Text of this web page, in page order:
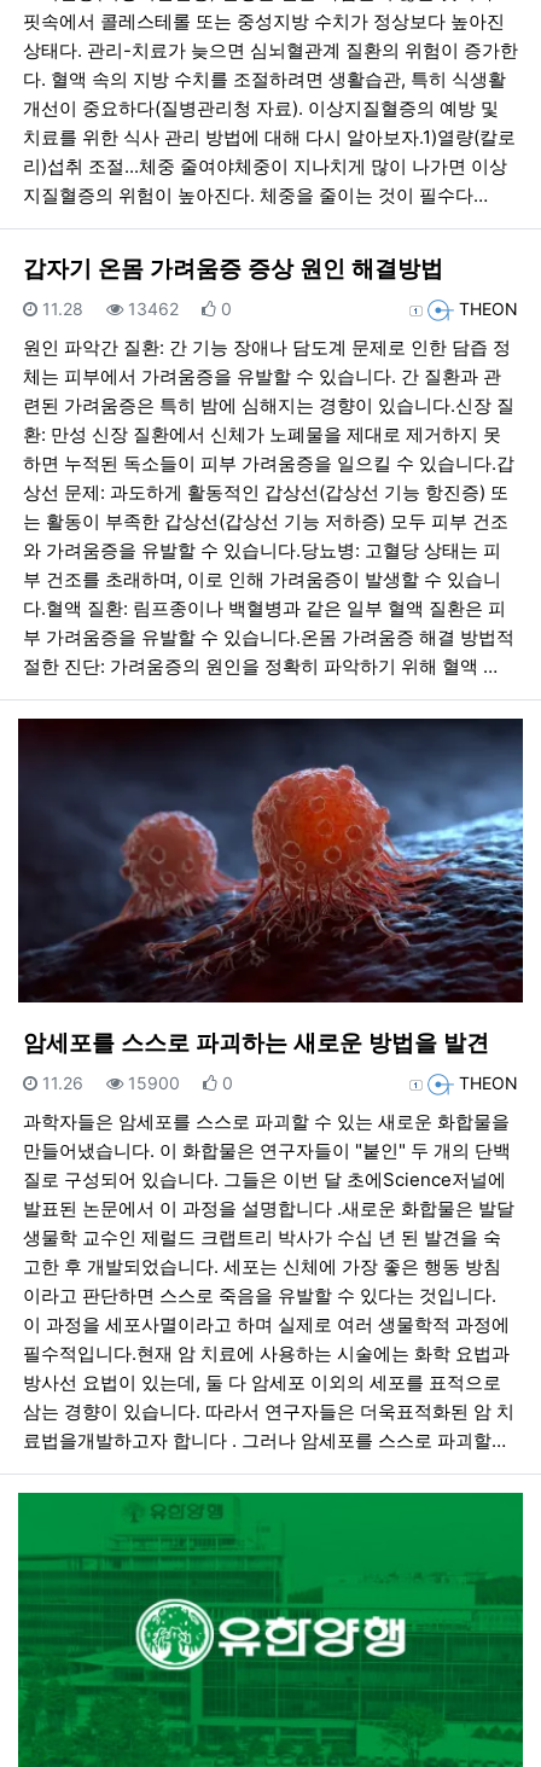
핏속에서 콜레스테롤 또는 중성지방 수치가 정상보다 높아진
상태다. 관리-치료가 늦으면 심뇌혈관계 질환의 위험이 증가한
다. 혈액 속의 지방 수치를 조절하려면 생활습관, 특히 식생활
개선이 중요하다(질병관리청 자료). 이상지질혈증의 예방 및
치료를 위한 식사 관리 방법에 대해 다시 알아보자.1)열량(칼로
리)섭취 조절...체중 줄여야체중이 지나치게 많이 나가면 이상
지질혈증의 위험이 높아진다. 체중을 줄이는 것이 필수다…
갑자기 온몸 가려움증 증상 원인 해결방법
등록자THEON
등록일
11.28 조회
13462 추천
0
원인 파악간 질환: 간 기능 장애나 담도계 문제로 인한 담즙 정
체는 피부에서 가려움증을 유발할 수 있습니다. 간 질환과 관
련된 가려움증은 특히 밤에 심해지는 경향이 있습니다.신장 질
환: 만성 신장 질환에서 신체가 노폐물을 제대로 제거하지 못
하면 누적된 독소들이 피부 가려움증을 일으킬 수 있습니다.갑
상선 문제: 과도하게 활동적인 갑상선(갑상선 기능 항진증) 또
는 활동이 부족한 갑상선(갑상선 기능 저하증) 모두 피부 건조
와 가려움증을 유발할 수 있습니다.당뇨병: 고혈당 상태는 피
부 건조를 초래하며, 이로 인해 가려움증이 발생할 수 있습니
다.혈액 질환: 림프종이나 백혈병과 같은 일부 혈액 질환은 피
부 가려움증을 유발할 수 있습니다.온몸 가려움증 해결 방법적
절한 진단: 가려움증의 원인을 정확히 파악하기 위해 혈액 …
암세포를 스스로 파괴하는 새로운 방법을 발견
등록자THEON
등록일
11.26 조회
15900 추천
0
과학자들은 암세포를 스스로 파괴할 수 있는 새로운 화합물을
만들어냈습니다. 이 화합물은 연구자들이 "붙인" 두 개의 단백
질로 구성되어 있습니다. 그들은 이번 달 초에Science저널에
발표된 논문에서 이 과정을 설명합니다 .새로운 화합물은 발달
생물학 교수인 제럴드 크랩트리 박사가 수십 년 된 발견을 숙
고한 후 개발되었습니다. 세포는 신체에 가장 좋은 행동 방침
이라고 판단하면 스스로 죽음을 유발할 수 있다는 것입니다.
이 과정을 세포사멸이라고 하며 실제로 여러 생물학적 과정에
필수적입니다.현재 암 치료에 사용하는 시술에는 화학 요법과
방사선 요법이 있는데, 둘 다 암세포 이외의 세포를 표적으로
삼는 경향이 있습니다. 따라서 연구자들은 더욱표적화된 암 치
료법을개발하고자 합니다 . 그러나 암세포를 스스로 파괴할…